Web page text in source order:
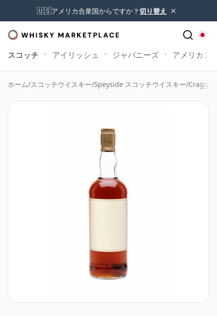
🇺🇸アメリカ合衆国からですか？切り替え ×
スコッチ アイリッシュ ジャパニーズ アメリカン
ホーム/スコッチウイスキー/Speyside スコッチウイスキー/